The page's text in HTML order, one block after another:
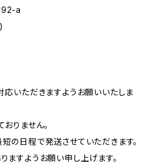
a
応いただきますようお願いいたしま
りません。
の日程で発送させていただきます。
ますようお願い申し上げます。